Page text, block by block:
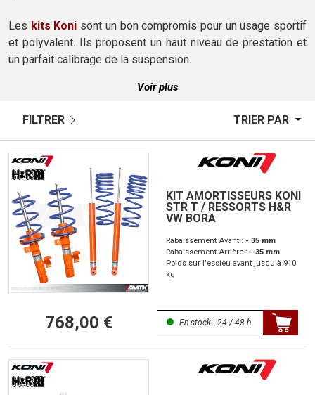
Les kits Koni sont un bon compromis pour un usage sportif
et polyvalent. Ils proposent un haut niveau de prestation et
un parfait calibrage de la suspension.
Voir plus
FILTRER TRIER PAR
KIT AMORTISSEURS KONI
STR T / RESSORTS H&R
VW BORA
Rabaissement Avant : - 35 mm
Rabaissement Arrière : - 35 mm
Poids sur l'essieu avant jusqu'à 910
kg
768,00 € En stock - 24 / 48 h